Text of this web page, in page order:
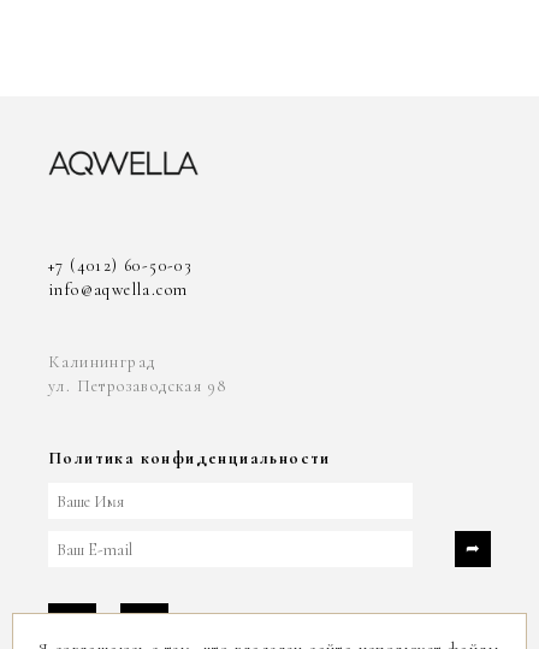
+7 (4012) 60-50-03
info@aqwella.com
Калининград
ул. Петрозаводская 98
Политика конфиденциальности